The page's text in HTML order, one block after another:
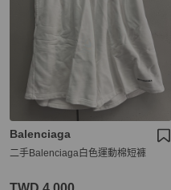
Balenciaga
二手Balenciaga白色運動棉短褲